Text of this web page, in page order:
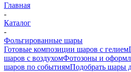
Главная
-
Каталог
-
Фольгированные шары
Готовые композиции шаров с гелием
шаров с воздухомФотозоны и
шаров по событиямПодобрать шары